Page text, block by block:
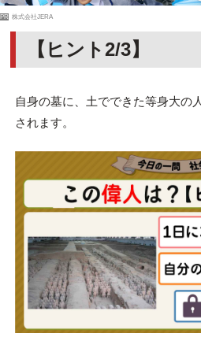
PR 株式会社JERA
【ヒント2/3】
自身の墓に、土でできた等身大の
されます。